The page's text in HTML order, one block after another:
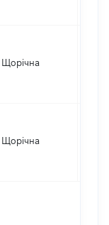
Щорічна
Щорічна